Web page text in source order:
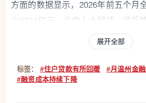
方面的数据显示，2026年前五个月
少6314亿元，业内人士解读，这反
产负债表，购房按揭、消费信贷需
支撑，包含短期经营贷款和短期消
展开全部
标签： #住户贷款有所回暖
#月温州金
#融资成本持续下降